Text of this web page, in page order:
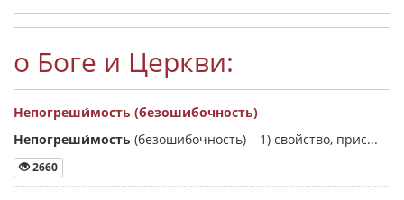
о Боге и Церкви:
Непогреши́мость (безошибочность)
Непогреши́мость (безошибочность) – 1) свойство, прис...
2660